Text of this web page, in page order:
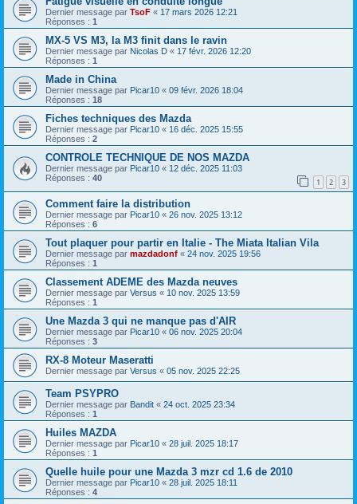
Dernier message par TsoF « 17 mars 2026 12:21
Réponses : 1
MX-5 VS M3, la M3 finit dans le ravin
Dernier message par Nicolas D « 17 févr. 2026 12:20
Réponses : 1
Made in China
Dernier message par Picar10 « 09 févr. 2026 18:04
Réponses : 18
Fiches techniques des Mazda
Dernier message par Picar10 « 16 déc. 2025 15:55
Réponses : 2
CONTROLE TECHNIQUE DE NOS MAZDA
Dernier message par Picar10 « 12 déc. 2025 11:03
Réponses : 40 1 2 3
Comment faire la distribution
Dernier message par Picar10 « 26 nov. 2025 13:12
Réponses : 6
Tout plaquer pour partir en Italie - The Miata Italian Vila
Dernier message par mazdadonf « 24 nov. 2025 19:56
Réponses : 1
Classement ADEME des Mazda neuves
Dernier message par Versus « 10 nov. 2025 13:59
Réponses : 1
Une Mazda 3 qui ne manque pas d'AIR
Dernier message par Picar10 « 06 nov. 2025 20:04
Réponses : 3
RX-8 Moteur Maseratti
Dernier message par Versus « 05 nov. 2025 22:25
Team PSYPRO
Dernier message par Bandit « 24 oct. 2025 23:34
Réponses : 1
Huiles MAZDA
Dernier message par Picar10 « 28 juil. 2025 18:17
Réponses : 1
Quelle huile pour une Mazda 3 mzr cd 1.6 de 2010
Dernier message par Picar10 « 28 juil. 2025 18:11
Réponses : 4